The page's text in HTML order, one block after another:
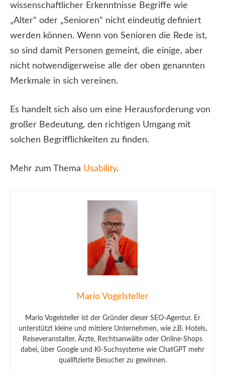
wissenschaftlicher Erkenntnisse Begriffe wie
„Alter“ oder „Senioren“ nicht eindeutig definiert
werden können. Wenn von Senioren die Rede ist,
so sind damit Personen gemeint, die einige, aber
nicht notwendigerweise alle der oben genannten
Merkmale in sich vereinen.
Es handelt sich also um eine Herausforderung von
großer Bedeutung, den richtigen Umgang mit
solchen Begrifflichkeiten zu finden.
Mehr zum Thema Usability.
Mario Vogelsteller
Mario Vogelsteller ist der Gründer dieser SEO-Agentur. Er
unterstützt kleine und mittlere Unternehmen, wie z.B. Hotels,
Reiseveranstalter, Ärzte, Rechtsanwälte oder Online-Shops
dabei, über Google und KI-Suchsysteme wie ChatGPT mehr
qualifizierte Besucher zu gewinnen.